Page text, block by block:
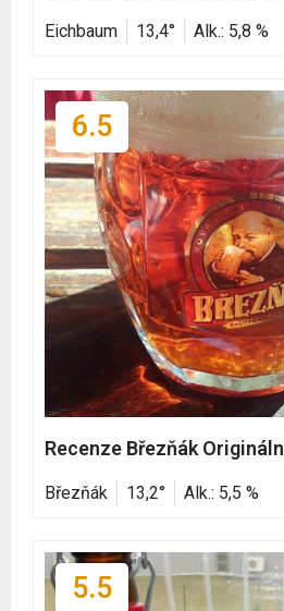
Eichbaum 13,4° Alk.: 5,8 %
6.5
Recenze Březňák
Březňák 13,2° Alk.: 5,5 %
5.5